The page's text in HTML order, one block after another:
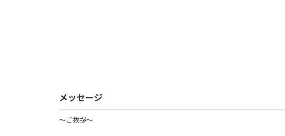
メッセージ
～ご挨拶～